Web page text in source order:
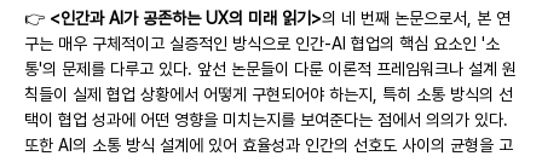
👉 <인간과 AI가 공존하는 UX의 미래 읽기>의 네 번째 논문으로서, 본 연
구는 매우 구체적이고 실증적인 방식으로 인간-AI 협업의 핵심 요소인 '소
통'의 문제를 다루고 있다. 앞선 논문들이 다룬 이론적 프레임워크나 설계 원
칙들이 실제 협업 상황에서 어떻게 구현되어야 하는지, 특히 소통 방식의 선
택이 협업 성과에 어떤 영향을 미치는지를 보여준다는 점에서 의의가 있다.
또한 AI의 소통 방식 설계에 있어 효율성과 인간의 선호도 사이의 균형을 고